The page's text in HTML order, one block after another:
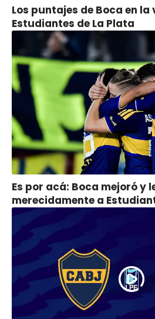
Los puntajes de Boca en
Estudiantes de La Plata
Es por acá: Boca mejoró y
merecidamente a